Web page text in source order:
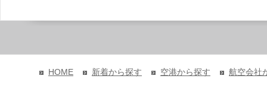
HOME 新着から探す 空港から探す 航空会社